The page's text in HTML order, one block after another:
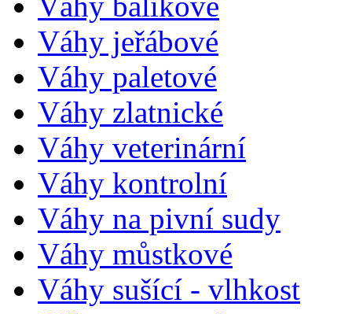
Váhy jeřábové
Váhy paletové
Váhy zlatnické
Váhy veterinární
Váhy kontrolní
Váhy na pivní sudy
Váhy můstkové
Váhy sušící - vlhkost